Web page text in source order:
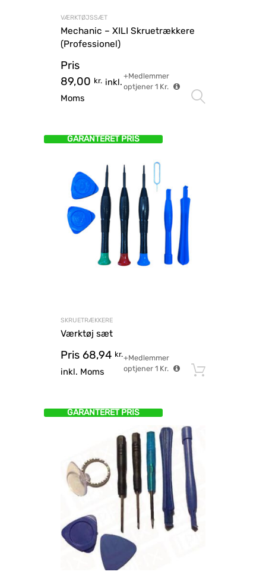
VÆRKTØJSSÆT
Mechanic – XILI Skruetrækkere
(Professionel)
Pris
89,00 kr. inkl.
Moms
+Medlemmer
optjener1 Kr.
GARANTERET PRIS
SKRUETRÆKKERE
Værktøj sæt
Pris 68,94 kr.
inkl. Moms
+Medlemmer
optjener 1Kr.
GARANTERET PRIS